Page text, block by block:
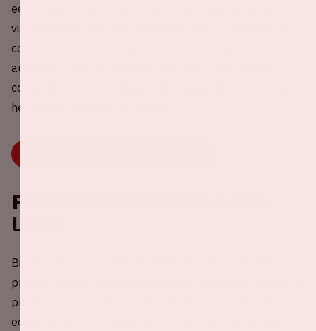
een concert in de Johan Cruijff ArenA. Ook als je een
visuele beperking hebt. Daarom kun je dit jaar bij alle
concerten in de ArenA live meeluisteren naar een
audiodescriptie, in het Nederlands en bij een aantal
concerten ook in het Engels. Zo volg je alles wat er op
het podium gebeurt, tot in detail.
Prikkelvriendelijke
unit
Bij de Johan Cruijff ArenA zetten we ons in voor een
prettige concertervaring voor iedere bezoeker. Ook als je
prikkelgevoelig bent of behoefte hebt aan rust. Heb je
een ticket voor het veld? Dan kun je tijdens het concert